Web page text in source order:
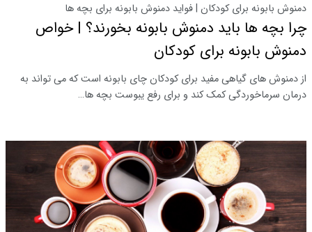
دمنوش بابونه برای کودکان | فواید دمنوش بابونه برای بچه ها
چرا بچه ها باید دمنوش بابونه بخورند؟ | خواص
دمنوش بابونه برای کودکان
از دمنوش های گیاهی مفید برای کودکان چای بابونه است که می تواند به
درمان سرماخوردگی کمک کند و برای رفع یبوست بچه ها…